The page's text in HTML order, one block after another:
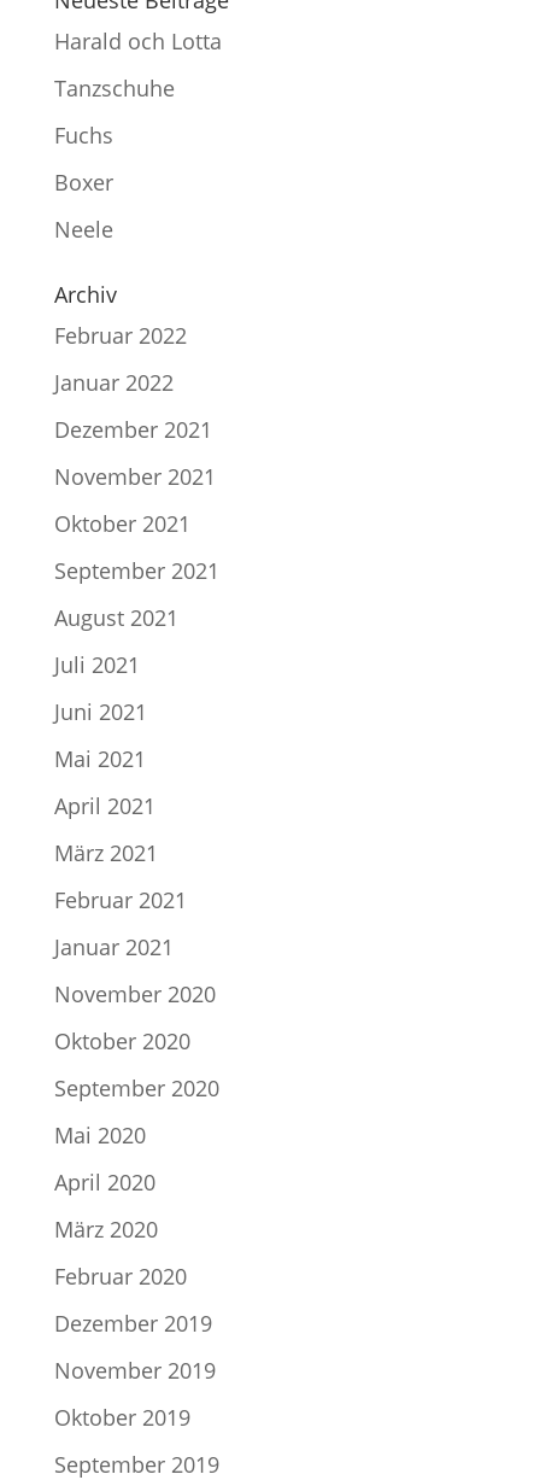
Harald och Lotta
Tanzschuhe
Fuchs
Boxer
Neele
Archiv
Februar 2022
Januar 2022
Dezember 2021
November 2021
Oktober 2021
September 2021
August 2021
Juli 2021
Juni 2021
Mai 2021
April 2021
März 2021
Februar 2021
Januar 2021
November 2020
Oktober 2020
September 2020
Mai 2020
April 2020
März 2020
Februar 2020
Dezember 2019
November 2019
Oktober 2019
September 2019